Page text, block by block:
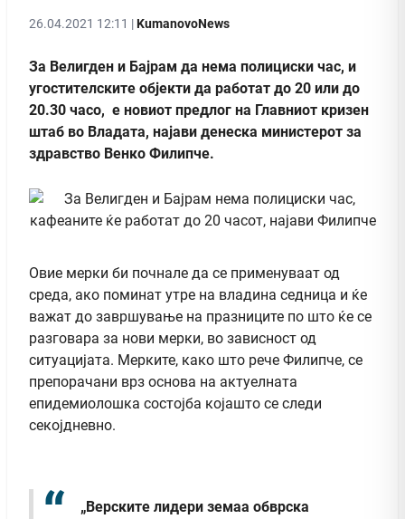
26.04.2021 12:11 |KumanovoNews
За Велигден и Бајрам да нема полициски час, и
угостителските објекти да работат до 20 или до
20.30 часо, е новиот предлог на Главниот кризен
штаб во Владата, најави денеска министерот за
здравство Венко Филипче.
Овие мерки би почнале да се применуваат од
среда, ако поминат утре на владина седница и ќе
важат до завршување на празниците по што ќе се
разговара за нови мерки, во зависност од
ситуацијата. Мерките, како што рече Филипче, се
препорачани врз основа на актуелната
епидемиолошка состојба којашто се следи
секојдневно.
„Верските лидери земаа обврска